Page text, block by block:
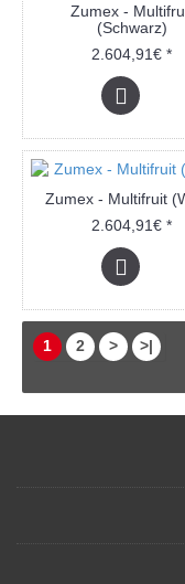
Zumex -
(Schwarz)
2.604,91€ *
Zumex - Multifruit
2.604,91€ *
1 2 > >|